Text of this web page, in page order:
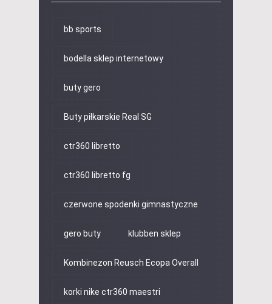
bb sports
bodella sklep internetowy
buty gero
Buty piłkarskie Real SG
ctr360 libretto
ctr360 libretto fg
czerwone spodenki gimnastyczne
gero buty klubben sklep
Kombinezon Reusch Ecopa Overall
korki nike ctr360 maestri